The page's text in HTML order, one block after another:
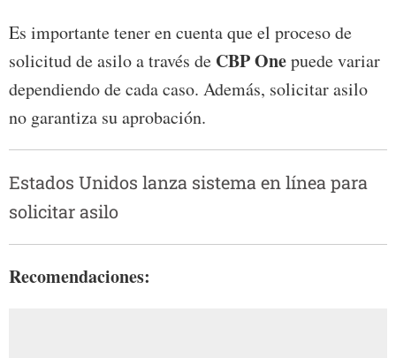
Es importante tener en cuenta que el proceso de
solicitud de asilo a través de CBP Onepuede variar
dependiendo de cada caso. Además, solicitar asilo
no garantiza su aprobación.
Estados Unidos lanza sistema en línea para
solicitar asilo
Recomendaciones: